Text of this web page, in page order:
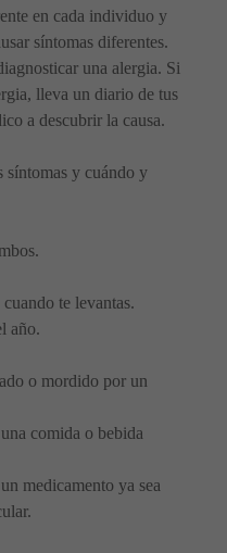
en cada individuo y
síntomas diferentes.
una alergia. Si
lleva un diario de tus
a descubrir la causa.
síntomas y cuándo y
te levantas.
año.
o mordido por un
comida o bebida
medicamento ya sea